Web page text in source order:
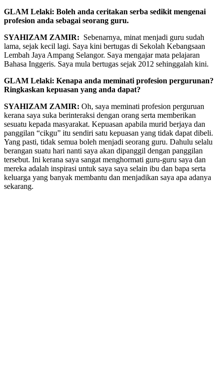
GLAM Lelaki: Boleh anda ceritakan serba sedikit mengenai
profesion anda sebagai seorang guru.
SYAHIZAM ZAMIR: Sebenarnya, minat menjadi guru sudah
lama, sejak kecil lagi. Saya kini bertugas di Sekolah Kebangsaan
Lembah Jaya Ampang Selangor. Saya mengajar mata pelajaran
Bahasa Inggeris. Saya mula bertugas sejak 2012 sehinggalah kini.
GLAM Lelaki: Kenapa anda meminati profesion pergurunan?
Ringkaskan kepuasan yang anda dapat?
SYAHIZAM ZAMIR: Oh, saya meminati profesion perguruan
kerana saya suka berinteraksi dengan orang serta memberikan
sesuatu kepada masyarakat. Kepuasan apabila murid berjaya dan
panggilan “cikgu” itu sendiri satu kepuasan yang tidak dapat dibeli.
Yang pasti, tidak semua boleh menjadi seorang guru. Dahulu selalu
berangan suatu hari nanti saya akan dipanggil dengan panggilan
tersebut. Ini kerana saya sangat menghormati guru-guru saya dan
mereka adalah inspirasi untuk saya saya selain ibu dan bapa serta
keluarga yang banyak membantu dan menjadikan saya apa adanya
sekarang.